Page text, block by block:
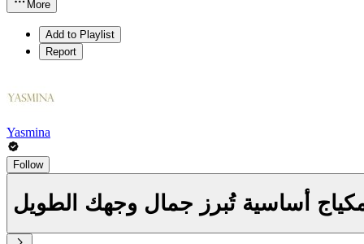
More
Add to Playlist
Report
Yasmina
Follow
أساسية تُبرز جمال وجهك الطويل